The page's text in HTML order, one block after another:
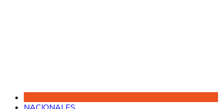
NACIONALES